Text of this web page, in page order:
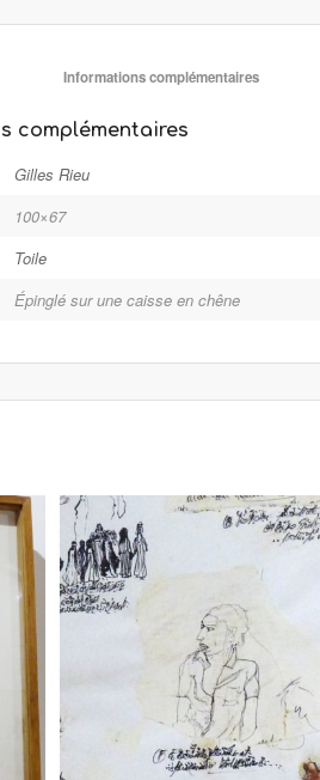
complémentaires
Gilles Rieu
100×67
Toile
Épinglé sur une caisse en chêne